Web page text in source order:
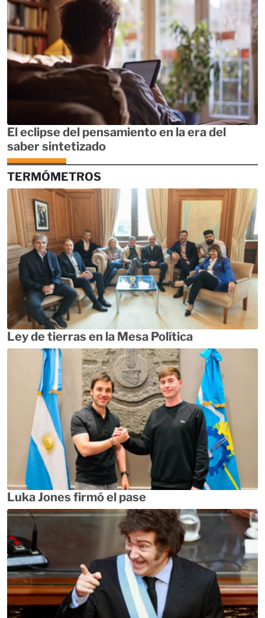
El eclipse del pensamiento en la era del
saber sintetizado
TERMÓMETROS
Ley de tierras en la Mesa Política
Luka Jones firmó el pase